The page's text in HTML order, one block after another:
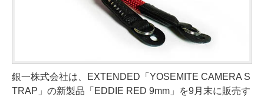
銀一株式会社は、EXTENDED「YOSEMITE CAMERA S
TRAP」の新製品「EDDIE RED 9mm」を9月末に販売す